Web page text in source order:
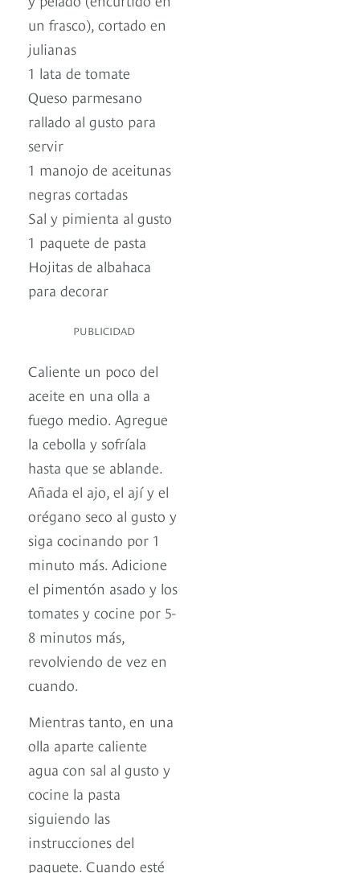
un frasco), cortado en
julianas
1 lata de tomate
Queso parmesano
rallado al gusto para
servir
1 manojo de aceitunas
negras cortadas
Sal y pimienta al gusto
1 paquete de pasta
Hojitas de albahaca
para decorar
PUBLICIDAD
Caliente un poco del
aceite en una olla a
fuego medio. Agregue
la cebolla y sofríala
hasta que se ablande.
Añada el ajo, el ají y el
orégano seco al gusto y
siga cocinando por 1
minuto más. Adicione
el pimentón asado y los
tomates y cocine por 5-
8 minutos más,
revolviendo de vez en
cuando.
Mientras tanto, en una
olla aparte caliente
agua con sal al gusto y
cocine la pasta
siguiendo las
instrucciones del
paquete. Cuando esté